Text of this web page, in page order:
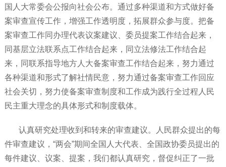
国人大常委会公报向社会公布。通过多种渠道和方式做好备
案审查宣传工作，增强工作透明度，拓展群众参与度。把备
案审查工作同办理代表议案建议、委员提案工作结合起来，
同基层立法联系点工作结合起来，同立法修法工作结合起
来，同联系指导地方人大备案审查工作结合起来，努力通过
各种渠道和形式了解社情民意，努力通过备案审查工作回应
社会关切，努力使备案审查制度和工作成为践行全过程人民
民主重大理念的具体形式和制度载体。
认真研究处理收到和转来的审查建议。人民群众提出的每
件审查建议，“两会”期间全国人大代表、全国政协委员提出的
每件建议、议案、提案，我们都认真研究，督促纠正了一批